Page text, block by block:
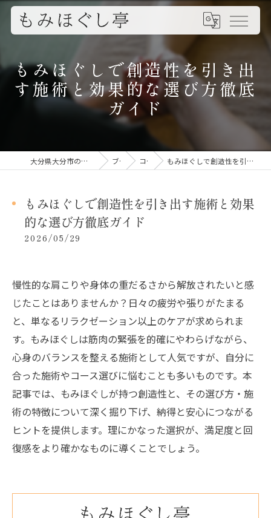
もみほぐしで創造性を引き出
す施術と効果的な選び方徹底
ガイド
大分県大分市のもみほぐしならもみほぐし亭 ブログ コラム もみほぐしで創造性を引き出す施術と効果的な選び方徹底ガイド
もみほぐしで創造性を引き出す施術と効果
的な選び方徹底ガイド
2026/05/29
慢性的な肩こりや身体の重だるさから解放されたいと感
じたことはありませんか？日々の疲労や張りがたまる
と、単なるリラクゼーション以上のケアが求められま
す。もみほぐしは筋肉の緊張を的確にやわらげながら、
心身のバランスを整える施術として人気ですが、自分に
合った施術やコース選びに悩むことも多いものです。本
記事では、もみほぐしが持つ創造性と、その選び方・施
術の特徴について深く掘り下げ、納得と安心につながる
ヒントを提供します。理にかなった選択が、満足度と回
復感をより確かなものに導くことでしょう。